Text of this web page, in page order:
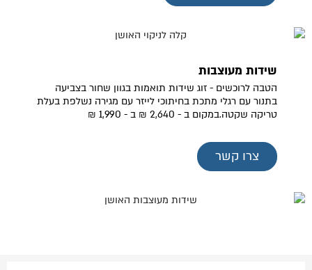
שידות מעוצבות
הטבה לרוכשים - זוג שידות תואמות בגוון שחור בצביעה
בתנור עם רגלי מתכת בחיתוכי לייזר עם מגירה נשלפת בעלת
טריקה שקטה.במקום ב - 2,640 ₪ ב - 1,990 ₪
צרו קשר